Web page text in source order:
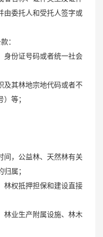
由委托人和受托人签字或
：
身份证号码或者统一社会
及其林地宗地代码或者不
等；
间，公益林、天然林有关
属；
林权抵押担保和建设直接
林业生产附属设施、林木